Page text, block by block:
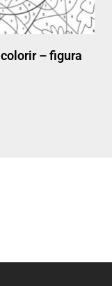
colorir – figura